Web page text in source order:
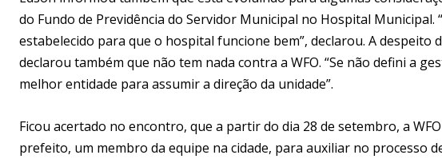
do Fundo de Previdência do Servidor Municipal no Hospital
estabelecido para que o hospital funcione bem”, declarou. A
declarou também que não tem nada contra a WFO. “Se não defini a
melhor entidade para assumir a direção da unidade”.
Ficou acertado no encontro, que a partir do dia 28 de setembro, a
prefeito, um membro da equipe na cidade, para auxiliar no processo